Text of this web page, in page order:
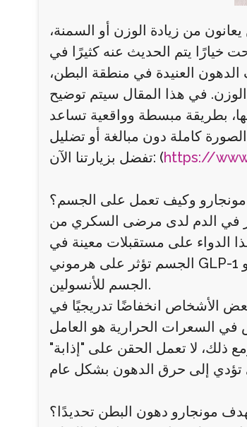
من زيادة الوزن أو السمنة،
خيارًا يتم الحديث عنه كثيرًا في
العنيدة في منطقة البطن،
في هذا المقال سيتم توضيح
بطريقة مبسطة وواقعية تساعد
تفضل بزيارتنا الآن: (https://
وكيف تعمل على الجسم؟
في الدم لدى مرضى السكري من
الدواء على مستقبلات معينة في
الجسم تؤثر على هرموني GLP-1 وGIP، وهما مسؤولان عن تنظيم الشهية، وإبطاء عملية الهضم، وتحسين استجابة
الجسم للأنسولين.
الأشخاص انخفاضًا تدريجيًا في
في السعرات الحرارية هو العامل
ذلك، لا تعمل الحقن على "إذابة"
مونجارو دهون البطن تحديدًا؟